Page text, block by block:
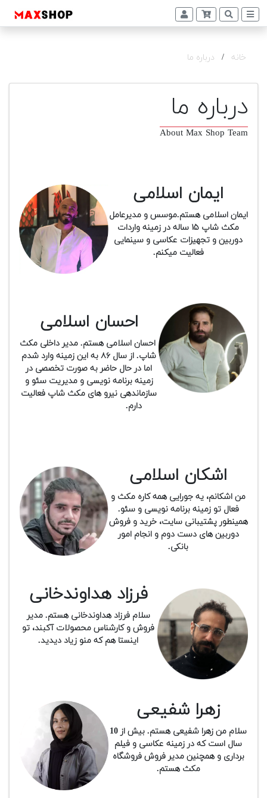
اکسسوری
اقساطی
اجاره
دوربین
افزودن
محصول
دست
خانه / درباره ما
درباره ما
About Max Shop Team
ایمان اسلامی
ایمان اسلامی هستم.موسس و مدیرعامل
مکث شاپ ۱۵ ساله در زمینه واردات
دوربین و تجهیزات عکاسی و سینمایی
فعالیت میکنم.
احسان اسلامی
احسان اسلامی هستم. مدیر داخلی مکث
شاپ. از سال ۸۶ به این زمینه وارد شدم
اما در حال حاضر به صورت تخصصی در
زمینه برنامه نویسی و مدیریت سئو و
سازماندهی نیرو های مکث شاپ فعالیت
دارم.
اشکان اسلامی
من اشکانم، یه جورایی همه کاره مکث و
فعال تو زمینه برنامه نویسی و سئو.
همینطور پشتیبانی سایت، خرید و فروش
دوربین های دست دوم و انجام امور
بانکی.
فرزاد هداوندخانی
سلام فرزاد هداوندخانی هستم. مدیر
فروش و کارشناس محصولات آکبند، تو
اینستا هم که منو زیاد دیدید.
زهرا شفیعی
سلام من زهرا شفیعی هستم. بیش از 10
سال است که در زمینه عکاسی و فیلم
برداری و همچنین مدیر فروش فروشگاه
مکث هستم.